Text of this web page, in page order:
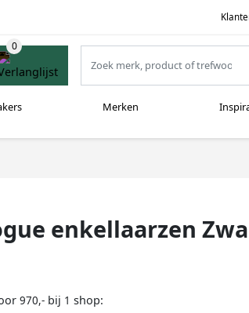
Merken
enkellaarzen
970,- bij 1 shop: